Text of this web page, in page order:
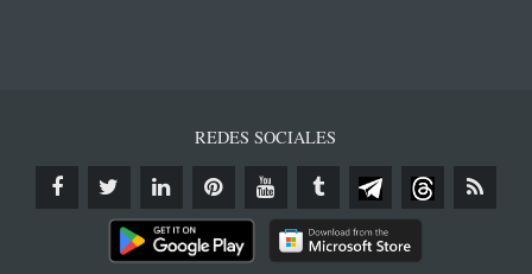
REDES SOCIALES